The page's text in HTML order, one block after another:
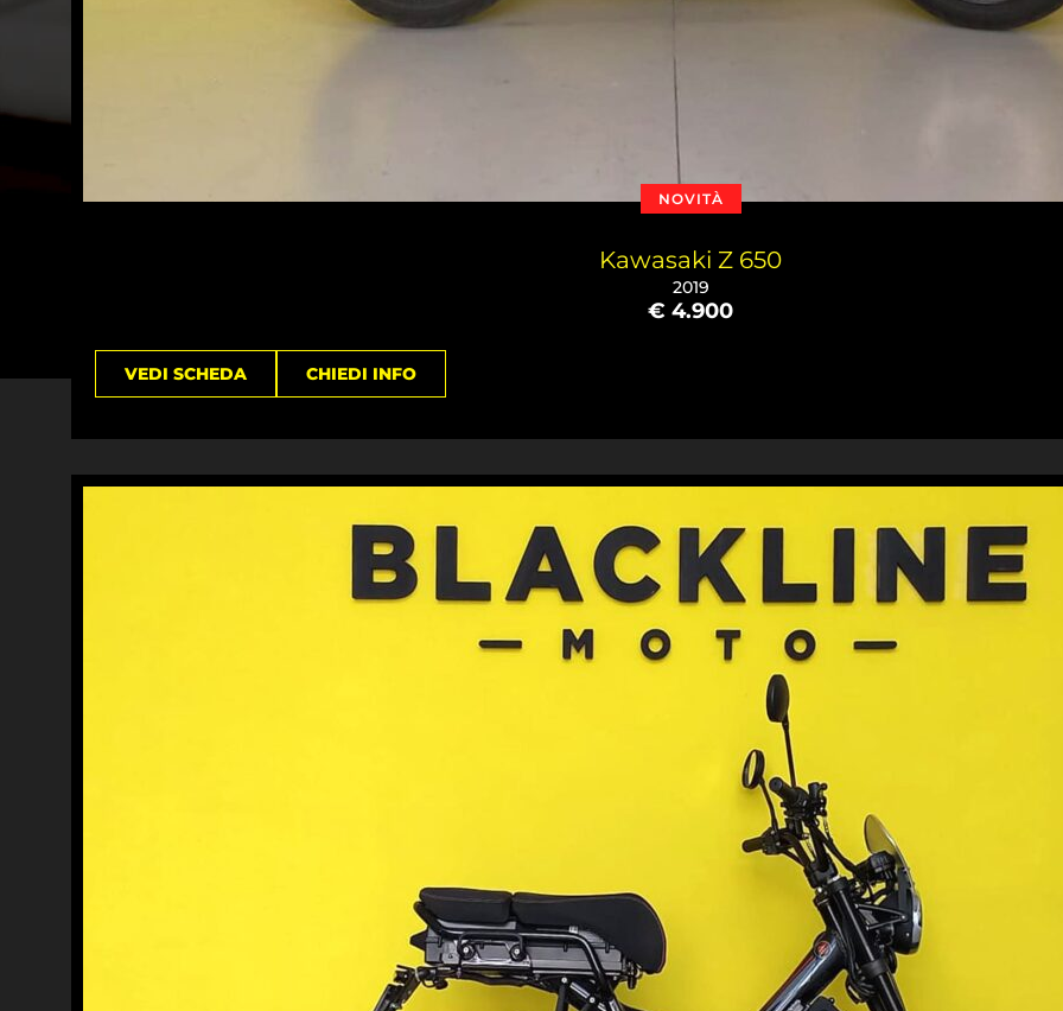
NOVITÀ
Kawasaki Z 650
2019
€ 4.900
VEDI SCHEDA CHIEDI INFO